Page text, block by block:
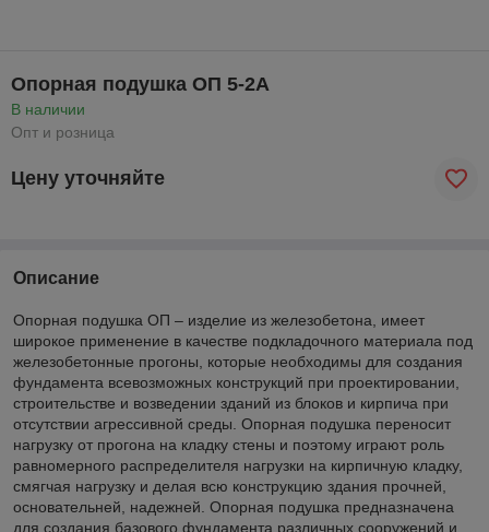
Опорная подушка ОП 5-2А
В наличии
Опт и розница
Цену уточняйте
Описание
Опорная подушка ОП – изделие из железобетона, имеет
широкое применение в качестве подкладочного материала под
железобетонные прогоны, которые необходимы для создания
фундамента всевозможных конструкций при проектировании,
строительстве и возведении зданий из блоков и кирпича при
отсутствии агрессивной среды. Опорная подушка переносит
нагрузку от прогона на кладку стены и поэтому играют роль
равномерного распределителя нагрузки на кирпичную кладку,
смягчая нагрузку и делая всю конструкцию здания прочней,
основательней, надежней. Опорная подушка предназначена
для создания базового фундамента различных сооружений и